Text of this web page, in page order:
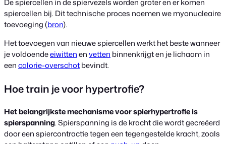
De spiercellen in de spiervezels worden groter en er komen
spiercellen bij. Dit technische proces noemen we myonucleaire
toevoeging (bron).
Het toevoegen van nieuwe spiercellen werkt het beste wanneer
je voldoendeeiwittenenvetten binnenkrijgt en je lichaam in
eencalorie-overschotbevindt.
Hoe train je voor hypertrofie?
Het belangrijkste mechanisme voor spierhypertrofie is
spierspanning. Spierspanning is de kracht die wordt gecreëerd
door een spiercontractie tegen een tegengestelde kracht, zoals